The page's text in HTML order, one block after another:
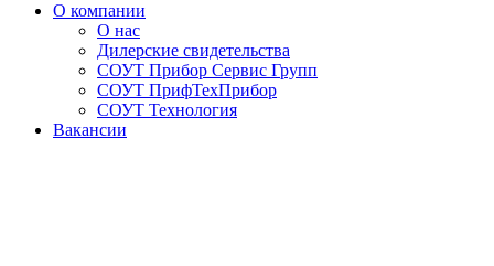
О компании
О нас
Дилерские свидетельства
СОУТ Прибор Сервис Групп
СОУТ ПрифТехПрибор
СОУТ Технология
Вакансии